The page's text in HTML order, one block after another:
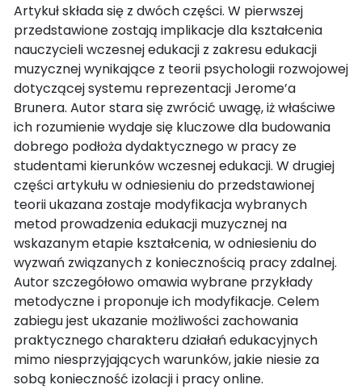
Artykuł składa się z dwóch części. W pierwszej
przedstawione zostają implikacje dla kształcenia
nauczycieli wczesnej edukacji z zakresu edukacji
muzycznej wynikające z teorii psychologii rozwojowej
dotyczącej systemu reprezentacji Jerome’a
Brunera. Autor stara się zwrócić uwagę, iż właściwe
ich rozumienie wydaje się kluczowe dla budowania
dobrego podłoża dydaktycznego w pracy ze
studentami kierunków wczesnej edukacji. W drugiej
części artykułu w odniesieniu do przedstawionej
teorii ukazana zostaje modyfikacja wybranych
metod prowadzenia edukacji muzycznej na
wskazanym etapie kształcenia, w odniesieniu do
wyzwań związanych z koniecznością pracy zdalnej.
Autor szczegółowo omawia wybrane przykłady
metodyczne i proponuje ich modyfikacje. Celem
zabiegu jest ukazanie możliwości zachowania
praktycznego charakteru działań edukacyjnych
mimo niesprzyjających warunków, jakie niesie za
sobą konieczność izolacji i pracy online.